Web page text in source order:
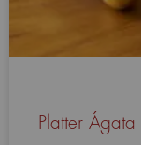
Platter